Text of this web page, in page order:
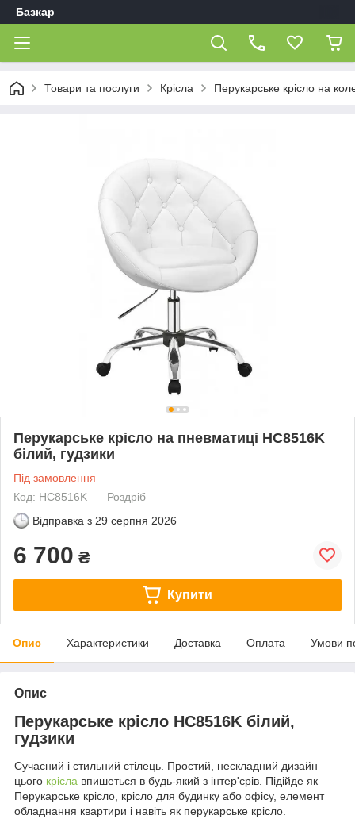
Базкар
Товари та послуги Крісла Перукарське крісло на
Перукарське крісло на пневматиці HC8516K
білий, гудзики
Під замовлення
Код: HC8516K
Роздріб
Відправка з 29 серпня 2026
6 700 ₴
Купити
Опис Характеристики Доставка Оплата Умови
Опис
Перукарське крісло HC8516K білий,
гудзики
Сучасний і стильний стілець. Простий, нескладний дизайн
цього крісла впишеться в будь-який з інтер'єрів. Підійде як
Перукарське крісло, крісло для будинку або офісу, елемент
обладнання квартири і навіть як перукарське крісло.